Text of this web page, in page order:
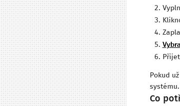
Pokud
systému.
Co